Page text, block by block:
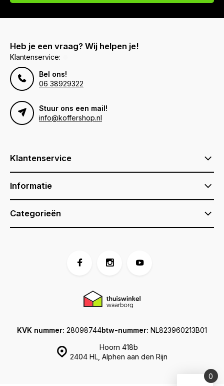
Heb je een vraag? Wij helpen je!
Klantenservice:
Bel ons!
06 38929322
Stuur ons een mail!
info@koffershop.nl
Klantenservice
Informatie
Categorieën
Hoorn 418b
2404 HL, Alphen aan den Rijn
KVK nummer: 28098744btw-nummer: NL823960213B01
0